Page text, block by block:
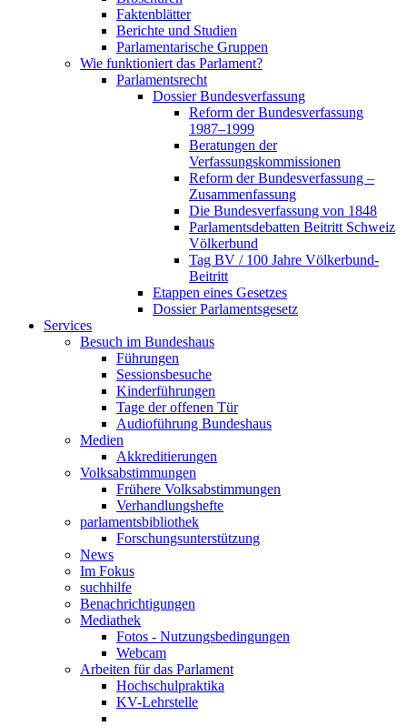
Faktenblätter
Berichte und Studien
Parlamentarische Gruppen
Wie funktioniert das Parlament?
Parlamentsrecht
Dossier Bundesverfassung
Reform der Bundesverfassung
1987–1999
Beratungen der
Verfassungskommissionen
Reform der Bundesverfassung –
Zusammenfassung
Die Bundesverfassung von 1848
Parlamentsdebatten Beitritt Schweiz
Völkerbund
Tag BV / 100 Jahre Völkerbund-
Beitritt
Etappen eines Gesetzes
Dossier Parlamentsgesetz
Services
Besuch im Bundeshaus
Führungen
Sessionsbesuche
Kinderführungen
Tage der offenen Tür
Audioführung Bundeshaus
Medien
Akkreditierungen
Volksabstimmungen
Frühere Volksabstimmungen
Verhandlungshefte
parlamentsbibliothek
Forschungsunterstützung
News
Im Fokus
suchhilfe
Benachrichtigungen
Mediathek
Fotos - Nutzungsbedingungen
Webcam
Arbeiten für das Parlament
Hochschulpraktika
KV-Lehrstelle